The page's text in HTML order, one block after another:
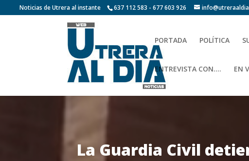
Noticias de Utrera al instante 637 112 583 - 677 603 926
PORTADA POLÍTICA
ENTREVISTA CON…. EN
La Guardia Civil